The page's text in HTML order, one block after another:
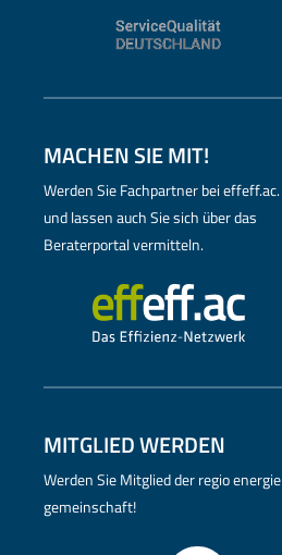
MACHEN SIE MIT!
Werden Sie Fachpartner bei effeff.ac.
und lassen auch Sie sich über das
Beraterportal vermitteln.
MITGLIED WERDEN
Werden Sie Mitglied der regio energie
gemeinschaft!